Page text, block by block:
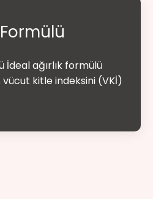
İdeal ağırlık formülü
kitle indeksini (VKİ)